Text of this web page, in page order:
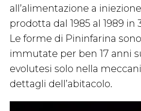
all’alimentazione a
prodotta dal 1985 al 1989 in
Le forme di Pininfarina
immutate per ben 17 anni
evolutesi solo nella
dettagli dell’abitacolo.